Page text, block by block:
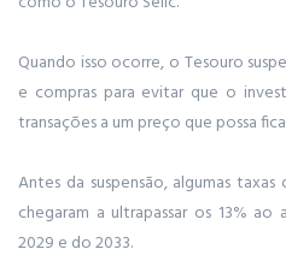
Quando isso ocorre, o Tesouro
e compras para evitar que o
transações a um preço que possa
Antes da suspensão, algumas
chegaram a ultrapassar os 13%
2029 e do 2033.